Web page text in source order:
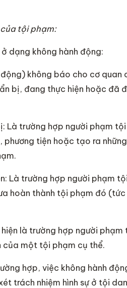
tội phạm:
ở dạng không hành động:
không báo cho cơ quan
bị, đang thực hiện hoặc đã
Là trường hợp người phạm
phương tiện hoặc tạo ra
Là trường hợp người phạm
hoàn thành tội phạm đó
là trường hợp người phạm
của một tội phạm cụ thể.
hợp, việc không hành
trách nhiệm hình sự ở tội